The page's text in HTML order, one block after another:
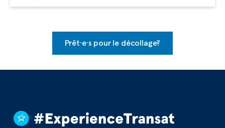
Prêt·e·s pour le décollage?